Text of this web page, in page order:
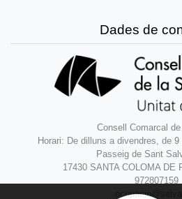
Dades de
Consell Comarcal
Horari: De dilluns a divendres, de
Passeig de Sant
17430 SANTA COLOMA DE
972807159